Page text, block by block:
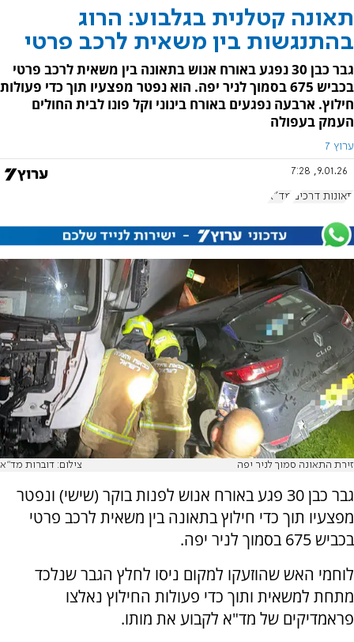
תאונה קטלנית בגלבוע: הרוג
בהתנגשות בין משאית לרכב פרטי
גבר כבן 30 נפגע באורח אנוש בתאונה בין משאית לרכב פרטי
בכביש 675 בסמוך לניר יפה. הוא נפטר מפצעיו תוך כדי פעולות
חילוץ. ארבעה נפגעים באורח בינוני וקל פונו לבית החולים
העמק בעפולה
ערוץ 7
9.01.26, 7:28
תאונות דרכים מד"א
זירת התאונה סמוך לניר יפה צילום: דוברות מד"א
גבר כבן 30 פגע באורח אנוש לפנות בוקר (שישי) ונפטר
מפצעיו תוך כדי חילוץ בתאונה בין משאית לרכב פרטי
בכביש 675 בסמוך לניר יפה.
לוחמי האש שהוזעקו למקום ניסו לחלץ הגבר שנלכד
מתחת למשאית ותוך כדי פעולות החילוץ נאלצו
פראמדיקים של מד"א לקבוע את מותו.